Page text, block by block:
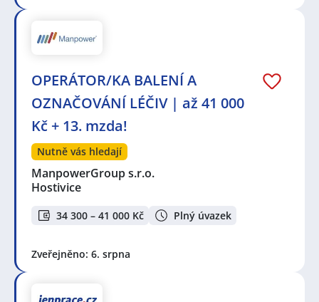
OPERÁTOR/KA BALENÍ A
OZNAČOVÁNÍ LÉČIV | až 41 000
Kč + 13. mzda!
Nutně vás hledají
ManpowerGroup s.r.o.
Hostivice
34 300 – 41 000 Kč Plný úvazek
Zveřejněno: 6. srpna